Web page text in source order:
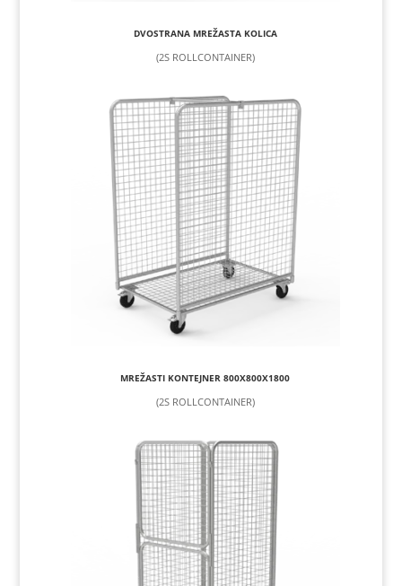
DVOSTRANA MREŽASTA KOLICA
(2S ROLLCONTAINER)
MREŽASTI KONTEJNER 800X800X1800
(2S ROLLCONTAINER)